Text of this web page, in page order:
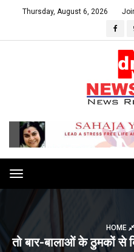
Thursday, August 6, 2026
Toggle
navigation
HOME
तो बार-बालाओं के ठुमकों से